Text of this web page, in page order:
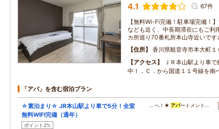
4.1 67件
【無料Wi-Fi完備！駐車場完備！
なども近く、中長期滞在にもご利
カ所巡り70番札所本山寺近いです
住所
香川県観音寺市本大町１
アクセス
ＪＲ本山駅より車
中Ｉ．Ｃ．から国道１１号線を南
「アパ」を含む宿泊プラン
☆素泊まり☆ JR本山駅より車で5分！全室
無料WIFI完備（通年）
ポイント2%
… へ！★ アパートメント…